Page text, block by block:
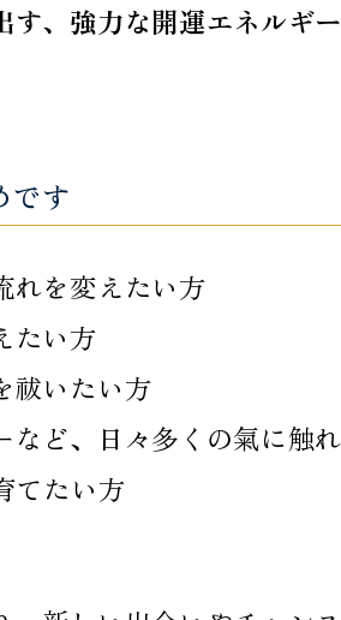
す、強力な開運エネルギー
です
れを変えたい方
たい方
祓いたい方
など、日々多くの氣に触
てたい方